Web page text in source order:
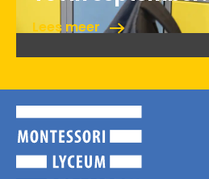
Lees meer